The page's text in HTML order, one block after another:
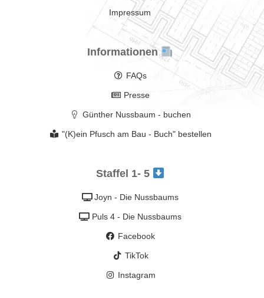
Impressum
Informationen
FAQs
Presse
Günther Nussbaum - buchen
"(K)ein Pfusch am Bau - Buch" bestellen
Staffel 1- 5
Joyn - Die Nussbaums
Puls 4 - Die Nussbaums
Facebook
TikTok
Instagram